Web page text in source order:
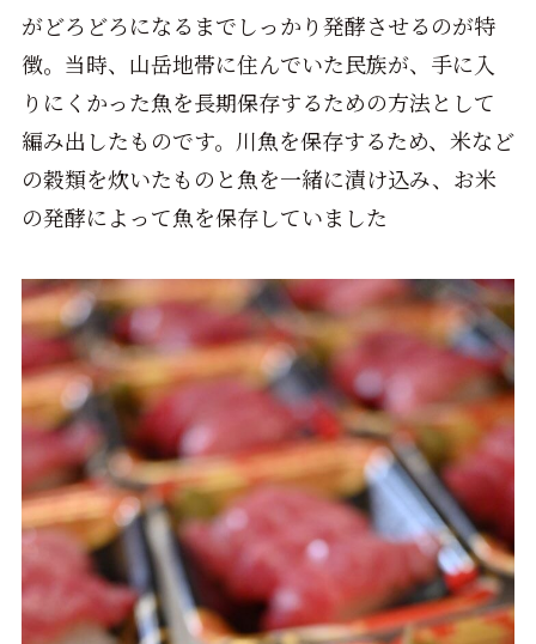
がどろどろになるまでしっかり発酵させるのが特
徴。当時、山岳地帯に住んでいた民族が、手に入
りにくかった魚を長期保存するための方法として
編み出したものです。川魚を保存するため、米など
の穀類を炊いたものと魚を一緒に漬け込み、お米
の発酵によって魚を保存していました